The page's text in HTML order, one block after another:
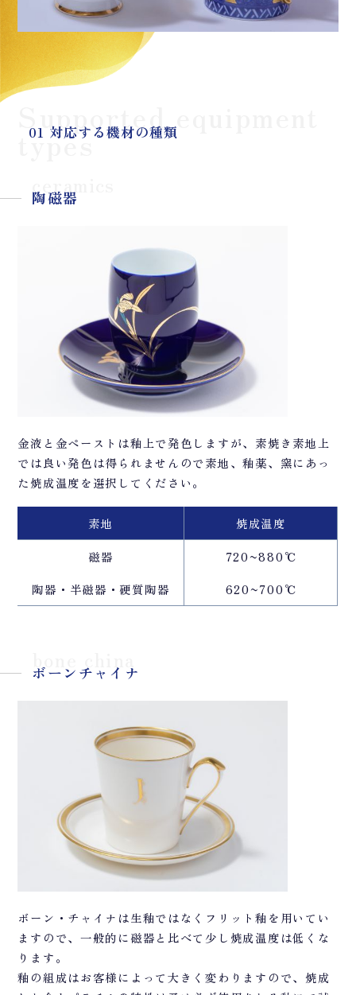
01 対応する機材の種類
Supported equipment
types
陶磁器
ceramics
金液と金ペーストは釉上で発色しますが、素焼き素地上
では良い発色は得られませんので素地、釉薬、窯にあっ
た焼成温度を選択してください。
素地
焼成温度
磁器
720~880℃
陶器・半磁器・硬質陶器
620~700℃
ボーンチャイナ
bone china
ボーン・チャイナは生釉ではなくフリット釉を用いてい
ますので、一般的に磁器と比べて少し焼成温度は低くな
ります。
釉の組成はお客様によって大きく変わりますので、焼成